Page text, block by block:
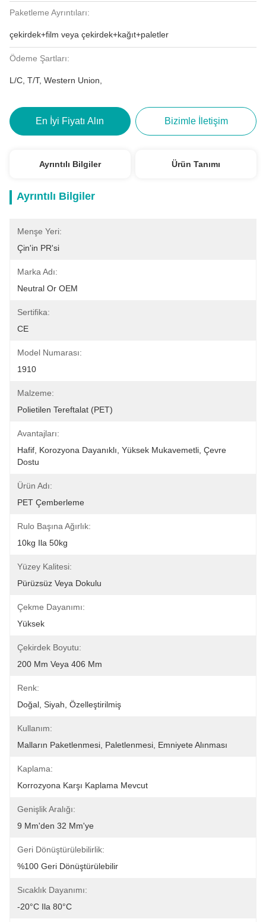
Paketleme Ayrıntıları:
çekirdek+film veya çekirdek+kağıt+paletler
Ödeme Şartları:
L/C, T/T, Western Union,
En İyi Fiyatı Alın Bizimle İletişim
Ayrıntılı Bilgiler Ürün Tanımı
Ayrıntılı Bilgiler
Menşe Yeri:
Çin'in PR'si
Marka Adı:
Neutral Or OEM
Sertifika:
CE
Model Numarası:
1910
Malzeme:
Polietilen Tereftalat (PET)
Avantajları:
Hafif, Korozyona Dayanıklı, Yüksek Mukavemetli, Çevre
Dostu
Ürün Adı:
PET Çemberleme
Rulo Başına Ağırlık:
10kg Ila 50kg
Yüzey Kalitesi:
Pürüzsüz Veya Dokulu
Çekme Dayanımı:
Yüksek
Çekirdek Boyutu:
200 Mm Veya 406 Mm
Renk:
Doğal, Siyah, Özelleştirilmiş
Kullanım:
Malların Paketlenmesi, Paletlenmesi, Emniyete Alınması
Kaplama:
Korrozyona Karşı Kaplama Mevcut
Genişlik Aralığı:
9 Mm'den 32 Mm'ye
Geri Dönüştürülebilirlik:
%100 Geri Dönüştürülebilir
Sıcaklık Dayanımı:
-20°C Ila 80°C